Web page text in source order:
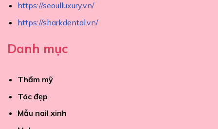
https://seoulluxury.vn/
https://sharkdental.vn/
Danh mục
Thẩm mỹ
Tóc đẹp
Mẫu nail xinh